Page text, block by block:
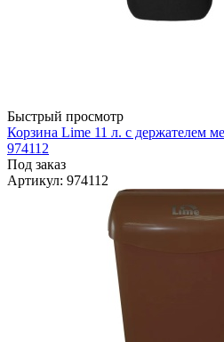
Быстрый просмотр
Корзина Lime 11 л. с держателем
974112
Под заказ
Артикул: 974112